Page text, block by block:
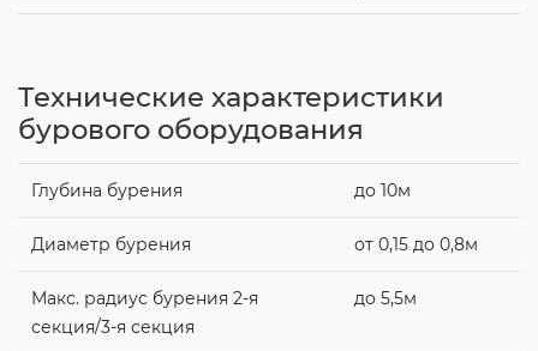
Технические характеристики
бурового оборудования
Глубина бурения до 10м
Диаметр бурения от 0,15 до 0,8м
Макс. радиус бурения 2-я
секция/3-я секция
до 5,5м